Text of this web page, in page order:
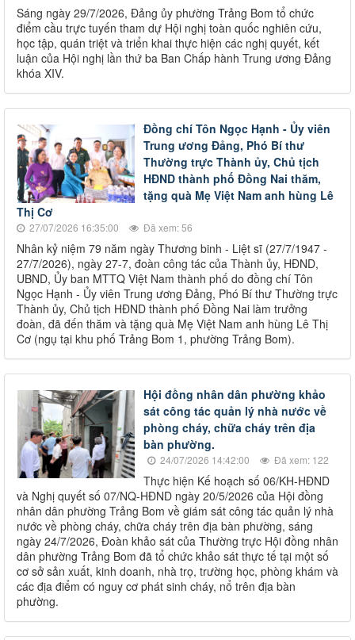
Sáng ngày 29/7/2026, Đảng ủy phường Trảng Bom tổ chức
điểm cầu trực tuyến tham dự Hội nghị toàn quốc nghiên cứu,
học tập, quán triệt và triển khai thực hiện các nghị quyết, kết
luận của Hội nghị lần thứ ba Ban Chấp hành Trung ương Đảng
khóa XIV.
Đồng chí Tôn Ngọc Hạnh - Ủy viên
Trung ương Đảng, Phó Bí thư
Thường trực Thành ủy, Chủ tịch
HĐND thành phố Đồng Nai thăm,
tặng quà Mẹ Việt Nam anh hùng Lê
Thị Cơ
27/07/2026 16:35:00 Đã xem: 56
Nhân kỷ niệm 79 năm ngày Thương binh - Liệt sĩ (27/7/1947 -
27/7/2026), ngày 27-7, đoàn công tác của Thành ủy, HĐND,
UBND, Ủy ban MTTQ Việt Nam thành phố do đồng chí Tôn
Ngọc Hạnh - Ủy viên Trung ương Đảng, Phó Bí thư Thường trực
Thành ủy, Chủ tịch HĐND thành phố Đồng Nai làm trưởng
đoàn, đã đến thăm và tặng quà Mẹ Việt Nam anh hùng Lê Thị
Cơ (ngụ tại khu phố Trảng Bom 1, phường Trảng Bom).
Hội đồng nhân dân phường khảo
sát công tác quản lý nhà nước về
phòng cháy, chữa cháy trên địa
bàn phường.
24/07/2026 14:42:00 Đã xem: 122
Thực hiện Kế hoạch số 06/KH-HĐND
và Nghị quyết số 07/NQ-HĐND ngày 20/5/2026 của Hội đồng
nhân dân phường Trảng Bom về giám sát công tác quản lý nhà
nước về phòng cháy, chữa cháy trên địa bàn phường, sáng
ngày 24/7/2026, Đoàn khảo sát của Thường trực Hội đồng nhân
dân phường Trảng Bom đã tổ chức khảo sát thực tế tại một số
cơ sở sản xuất, kinh doanh, nhà trọ, trường học, phòng khám và
các địa điểm có nguy cơ phát sinh cháy, nổ trên địa bàn
phường.